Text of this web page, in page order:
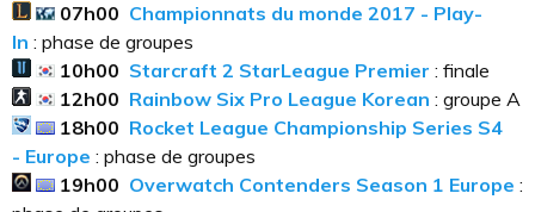
07h00 Championnats du monde 2017 - Play-
In : phase de groupes
10h00 Starcraft 2 StarLeague Premier : finale
12h00 Rainbow Six Pro League Korean : groupe A
18h00 Rocket League Championship Series S4
- Europe : phase de groupes
19h00 Overwatch Contenders Season 1 Europe :